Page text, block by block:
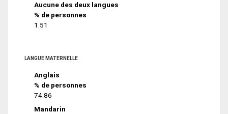
Aucune des deux langues
% de personnes
1.51
LANGUE MATERNELLE
Anglais
% de personnes
74.86
Mandarin